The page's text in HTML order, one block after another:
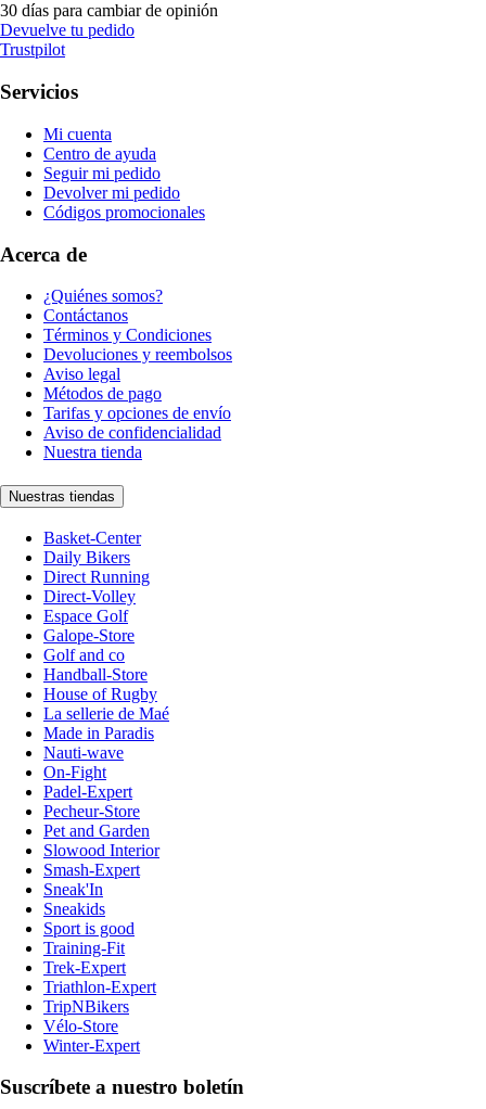
30 días para cambiar de opinión
Devuelve tu pedido
Trustpilot
Servicios
Mi cuenta
Centro de ayuda
Seguir mi pedido
Devolver mi pedido
Códigos promocionales
Acerca de
¿Quiénes somos?
Contáctanos
Términos y Condiciones
Devoluciones y reembolsos
Aviso legal
Métodos de pago
Tarifas y opciones de envío
Aviso de confidencialidad
Nuestra tienda
Nuestras tiendas
Basket-Center
Daily Bikers
Direct Running
Direct-Volley
Espace Golf
Galope-Store
Golf and co
Handball-Store
House of Rugby
La sellerie de Maé
Made in Paradis
Nauti-wave
On-Fight
Padel-Expert
Pecheur-Store
Pet and Garden
Slowood Interior
Smash-Expert
Sneak'In
Sneakids
Sport is good
Training-Fit
Trek-Expert
Triathlon-Expert
TripNBikers
Vélo-Store
Winter-Expert
Suscríbete a nuestro boletín